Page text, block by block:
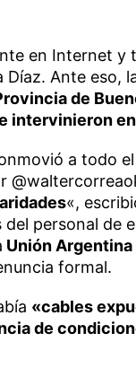
en Internet
Díaz. Ante eso,
de
intervinieron
a todo
«,
personal de
Unión
formal.
«cables
de